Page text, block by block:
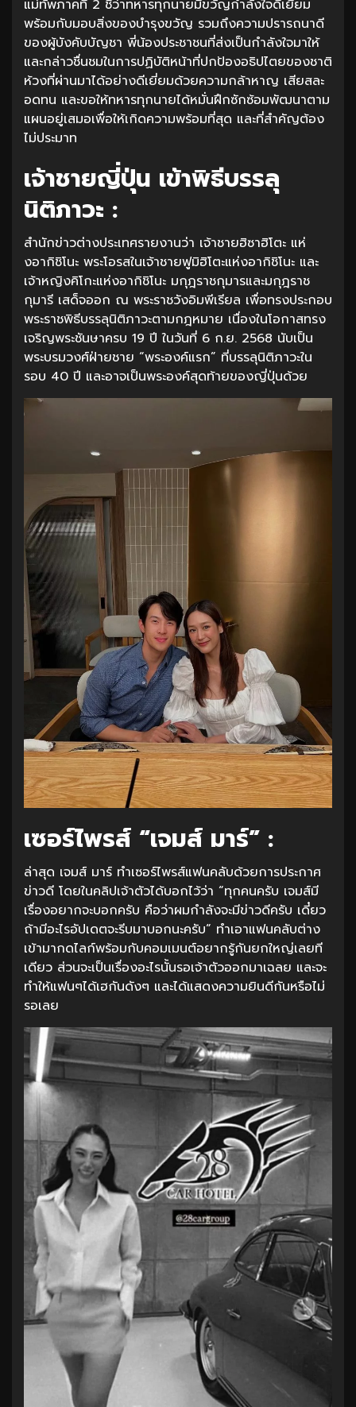
แม่ทัพภาคที่ 2 ชี้ว่าทหารทุกนายมีขวัญกำลังใจดีเยี่ยม
พร้อมกับมอบสิ่งของบำรุงขวัญ รวมถึงความปรารถนาดี
ของผู้บังคับบัญชา พี่น้องประชาชนที่ส่งเป็นกำลังใจมาให้
และกล่าวชื่นชมในการปฏิบัติหน้าที่ปกป้องอธิปไตยของชาติ
ห้วงที่ผ่านมาได้อย่างดีเยี่ยมด้วยความกล้าหาญ เสียสละ
อดทน และขอให้ทหารทุกนายได้หมั่นฝึกซักซ้อมพัฒนาตาม
แผนอยู่เสมอเพื่อให้เกิดความพร้อมที่สุด และที่สำคัญต้อง
ไม่ประมาท
เจ้าชายญี่ปุ่น เข้าพิธีบรรลุ
นิติภาวะ :
สำนักข่าวต่างประเทศรายงานว่า เจ้าชายฮิซาฮิโตะ แห่
งอากิชิโนะ พระโอรสในเจ้าชายฟูมิฮิโตะแห่งอากิชิโนะ และ
เจ้าหญิงคิโกะแห่งอากิชิโนะ มกุฎราชกุมารและมกุฎราช
กุมารี เสด็จออก ณ พระราชวังอิมพีเรียล เพื่อทรงประกอบ
พระราชพิธีบรรลุนิติภาวะตามกฎหมาย เนื่องในโอกาสทรง
เจริญพระชันษาครบ 19 ปี ในวันที่ 6 ก.ย. 2568 นับเป็น
พระบรมวงศ์ฝ่ายชาย “พระองค์แรก” ที่บรรลุนิติภาวะใน
รอบ 40 ปี และอาจเป็นพระองค์สุดท้ายของญี่ปุ่นด้วย
เซอร์ไพรส์ “เจมส์ มาร์” :
ล่าสุด เจมส์ มาร์ ทำเซอร์ไพรส์แฟนคลับด้วยการประกาศ
ข่าวดี โดยในคลิปเจ้าตัวได้บอกไว้ว่า “ทุกคนครับ เจมส์มี
เรื่องอยากจะบอกครับ คือว่าผมกำลังจะมีข่าวดีครับ เดี๋ยว
ถ้ามีอะไรอัปเดตจะรีบมาบอกนะครับ“ ทำเอาแฟนคลับต่าง
เข้ามากดไลก์พร้อมกับคอมเมนต์อยากรู้กันยกใหญ่เลยที
เดียว ส่วนจะเป็นเรื่องอะไรนั้นรอเจ้าตัวออกมาเฉลย และจะ
ทำให้แฟนๆได้เฮกันดังๆ และได้แสดงความยินดีกันหรือไม่
รอเลย